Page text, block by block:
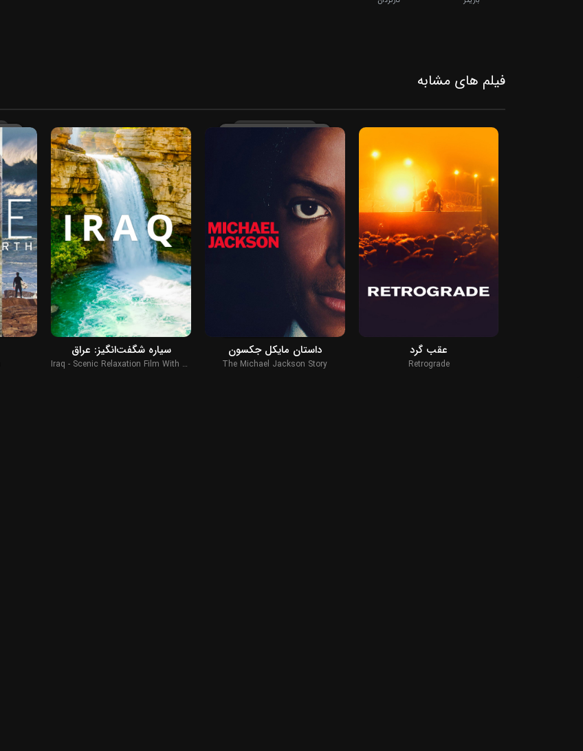
فیلم‌ های مشابه
عقب گرد
Retrograde
2026
داستان مایکل جکسون
The Michael Jackson Story
2026
سیاره شگفت‌انگیز: عراق
Iraq - Scenic Relaxation Film With Calming Music
2022